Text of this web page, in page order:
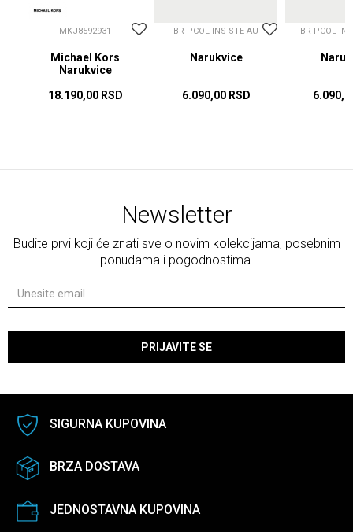
MKJ8592931
Michael Kors
Narukvice
18.190,00 RSD
BR-PCOL INS STE AU
Narukvice
6.090,00 RSD
BR-PCOL
Newsletter
Budite prvi koji će znati sve o novim kolekcijama, posebnim
ponudama i pogodnostima.
PRIJAVITE SE
SIGURNA KUPOVINA
BRZA DOSTAVA
JEDNOSTAVNA KUPOVINA